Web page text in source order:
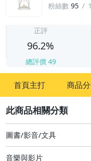
粉絲數 95
正評
96.2%
總評價 49
首頁主打 商品
其它
[全店] 粉絲專享
[全店] 週年慶
圖書/影音/文具
音樂與影片